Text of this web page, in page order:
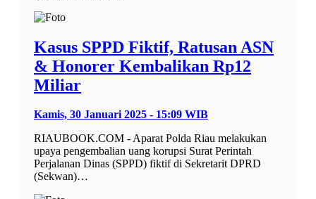
Kasus SPPD Fiktif, Ratusan ASN
& Honorer Kembalikan Rp12
Miliar
Kamis, 30 Januari 2025 - 15:09 WIB
RIAUBOOK.COM - Aparat Polda Riau melakukan
upaya pengembalian uang korupsi Surat Perintah
Perjalanan Dinas (SPPD) fiktif di Sekretarit DPRD
(Sekwan)…